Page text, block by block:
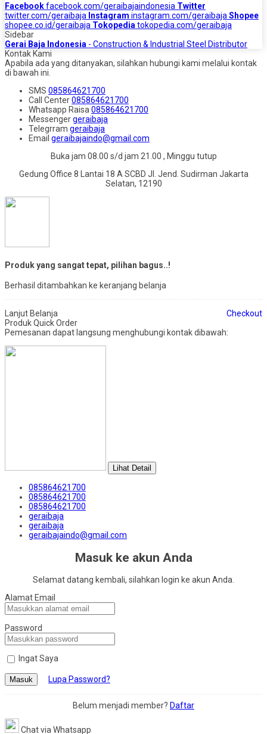
Facebookfacebook.com/geraibajaindonesia Twitter
twitter.com/geraibaja Instagram instagram.com/geraibaja Shopee
shopee.co.id/geraibaja Tokopedia tokopedia.com/geraibaja
Sidebar
Gerai Baja Indonesia - Construction & Industrial Steel Distributor
Kontak Kami
Apabila ada yang ditanyakan, silahkan hubungi kami melalui kontak
di bawah ini.
SMS 085864621700
Call Center085864621700
Whatsapp Raisa 085864621700
Messengergeraibaja
Telegrram geraibaja
Email geraibajaindo@gmail.com
Buka jam 08.00 s/d jam 21.00 , Minggu tutup
Gedung Office 8 Lantai 18 A SCBD Jl. Jend. Sudirman Jakarta
Selatan, 12190
Produk yang sangat tepat, pilihan bagus..!
Berhasil ditambahkan ke keranjang belanja
Lanjut Belanja
Checkout
Produk Quick Order
Pemesanan dapat langsung menghubungi kontak dibawah:
Lihat Detail
085864621700
085864621700
085864621700
geraibaja
geraibaja
geraibajaindo@gmail.com
Masuk ke akun Anda
Selamat datang kembali, silahkan login ke akun Anda.
Alamat Email
Password
Ingat Saya
Masuk Lupa Password?
Belum menjadi member? Daftar
Chat via Whatsapp